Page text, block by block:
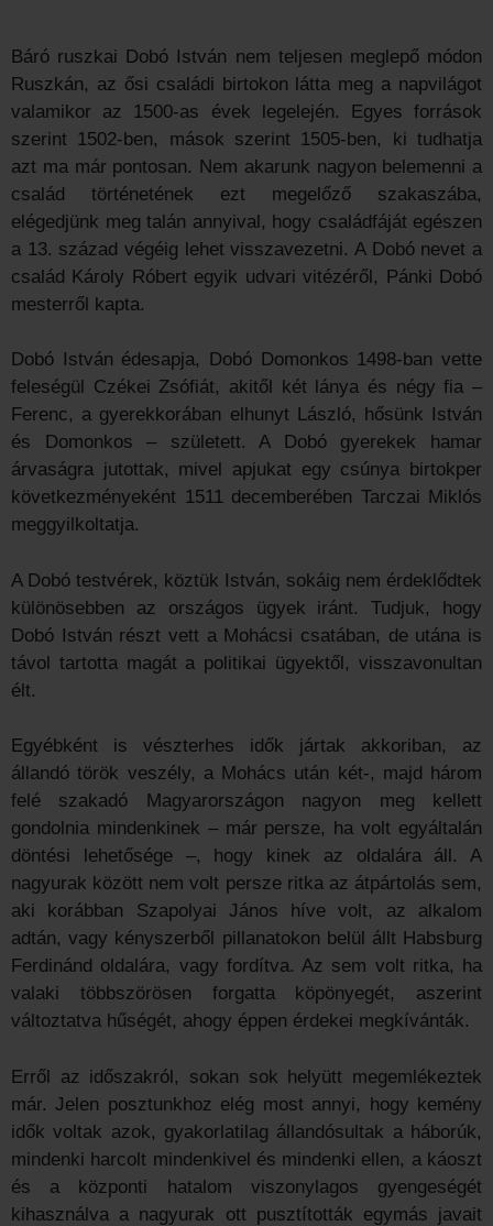
Báró ruszkai Dobó István nem teljesen meglepő módon
Ruszkán, az ősi családi birtokon látta meg a napvilágot
valamikor az 1500-as évek legelején. Egyes források
szerint 1502-ben, mások szerint 1505-ben, ki tudhatja
azt ma már pontosan. Nem akarunk nagyon belemenni a
család történetének ezt megelőző szakaszába,
elégedjünk meg talán annyival, hogy családfáját egészen
a 13. század végéig lehet visszavezetni. A Dobó nevet a
család Károly Róbert egyik udvari vitézéről, Pánki Dobó
mesterről kapta.
Dobó István édesapja, Dobó Domonkos 1498-ban vette
feleségül Czékei Zsófiát, akitől két lánya és négy fia –
Ferenc, a gyerekkorában elhunyt László, hősünk István
és Domonkos – született. A Dobó gyerekek hamar
árvaságra jutottak, mivel apjukat egy csúnya birtokper
következményeként 1511 decemberében Tarczai Miklós
meggyilkoltatja.
A Dobó testvérek, köztük István, sokáig nem érdeklődtek
különösebben az országos ügyek iránt. Tudjuk, hogy
Dobó István részt vett a Mohácsi csatában, de utána is
távol tartotta magát a politikai ügyektől, visszavonultan
élt.
Egyébként is vészterhes idők jártak akkoriban, az
állandó török veszély, a Mohács után két-, majd három
felé szakadó Magyarországon nagyon meg kellett
gondolnia mindenkinek – már persze, ha volt egyáltalán
döntési lehetősége –, hogy kinek az oldalára áll. A
nagyurak között nem volt persze ritka az átpártolás sem,
aki korábban Szapolyai János híve volt, az alkalom
adtán, vagy kényszerből pillanatokon belül állt Habsburg
Ferdinánd oldalára, vagy fordítva. Az sem volt ritka, ha
valaki többszörösen forgatta köpönyegét, aszerint
változtatva hűségét, ahogy éppen érdekei megkívánták.
Erről az időszakról, sokan sok helyütt megemlékeztek
már. Jelen posztunkhoz elég most annyi, hogy kemény
idők voltak azok, gyakorlatilag állandósultak a háborúk,
mindenki harcolt mindenkivel és mindenki ellen, a káoszt
és a központi hatalom viszonylagos gyengeségét
kihasználva a nagyurak ott pusztították egymás javait